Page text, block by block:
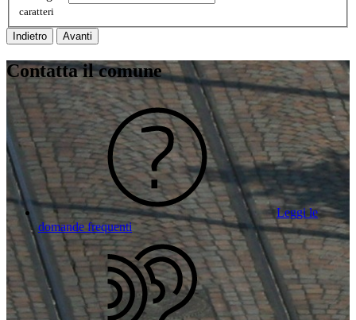
caratteri
Indietro Avanti
Contatta il comune
Leggi le
domande frequenti